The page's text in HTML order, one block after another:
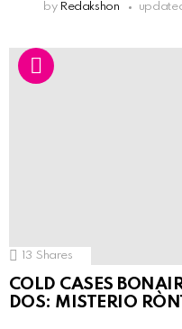
by Redakshon
13 Shares
COLD CASES
DOS: MISTERIO